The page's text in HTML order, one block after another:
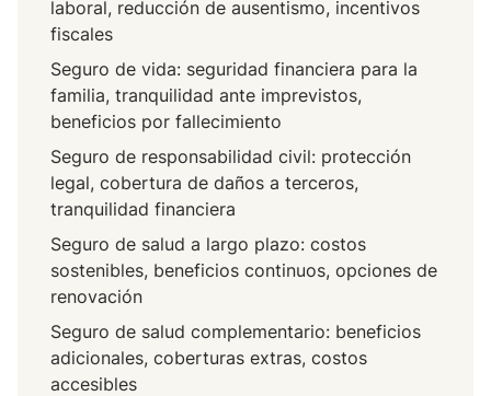
laboral, reducción de ausentismo, incentivos
fiscales
Seguro de vida: seguridad financiera para la
familia, tranquilidad ante imprevistos,
beneficios por fallecimiento
Seguro de responsabilidad civil: protección
legal, cobertura de daños a terceros,
tranquilidad financiera
Seguro de salud a largo plazo: costos
sostenibles, beneficios continuos, opciones de
renovación
Seguro de salud complementario: beneficios
adicionales, coberturas extras, costos
accesibles